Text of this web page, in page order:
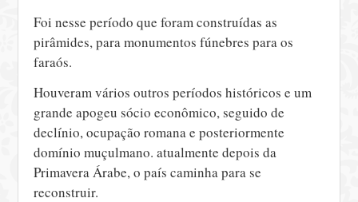
Foi nesse período que foram construídas as
pirâmides, para monumentos fúnebres para os
faraós.
Houveram vários outros períodos históricos e um
grande apogeu sócio econômico, seguido de
declínio, ocupação romana e posteriormente
domínio muçulmano. atualmente depois da
Primavera Árabe, o país caminha para se
reconstruir.